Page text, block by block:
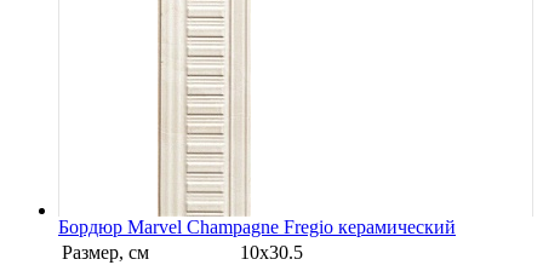
Бордюр Marvel Champagne Fregio керамический
Размер, см
10x30.5